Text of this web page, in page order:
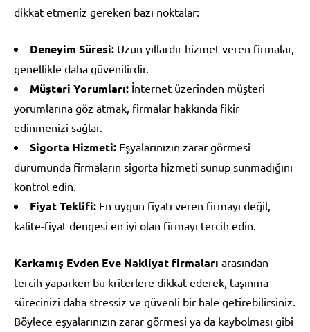
dikkat etmeniz gereken bazı noktalar:
Deneyim Süresi: Uzun yıllardır hizmet veren firmalar,
genellikle daha güvenilirdir.
Müşteri Yorumları: İnternet üzerinden müşteri
yorumlarına göz atmak, firmalar hakkında fikir
edinmenizi sağlar.
Sigorta Hizmeti: Eşyalarınızın zarar görmesi
durumunda firmaların sigorta hizmeti sunup sunmadığını
kontrol edin.
Fiyat Teklifi: En uygun fiyatı veren firmayı değil,
kalite-fiyat dengesi en iyi olan firmayı tercih edin.
Karkamış Evden Eve Nakliyat firmaları arasından
tercih yaparken bu kriterlere dikkat ederek, taşınma
sürecinizi daha stressiz ve güvenli bir hale getirebilirsiniz.
Böylece eşyalarınızın zarar görmesi ya da kaybolması gibi